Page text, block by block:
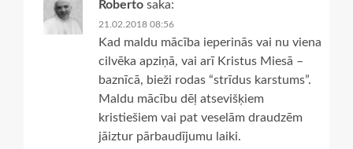
Roberto saka:
21.02.2018 08:56
Kad maldu mācība ieperinās vai nu viena
cilvēka apziņā, vai arī Kristus Miesā –
baznīcā, bieži rodas “strīdus karstums”.
Maldu mācību dēļ atsevišķiem
kristiešiem vai pat veselām draudzēm
jāiztur pārbaudījumu laiki.